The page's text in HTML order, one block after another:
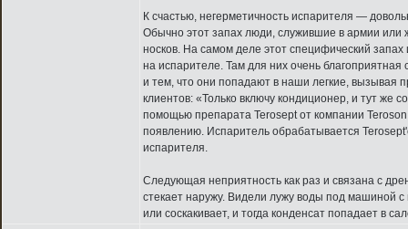
К счастью, негерметичность испарителя —
Обычно этот запах люди, служившие в армии или
носков. На самом деле этот специфический
на испарителе. Там для них очень
и тем, что они попадают в наши легкие, вызывая
клиентов: «Только включу кондиционер, и тут
помощью препарата Terosept от компании
появлению. Испаритель обрабатывается
испарителя.
Следующая неприятность как раз и связана с
стекает наружу. Видели лужу воды под машиной с
или соскакивает, и тогда конденсат попадает в